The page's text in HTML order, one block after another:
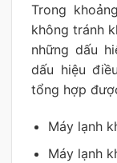
Trong
không tránh
những dấu
dấu hiệu
tổng hợp
Máy lạnh
Máy lạnh